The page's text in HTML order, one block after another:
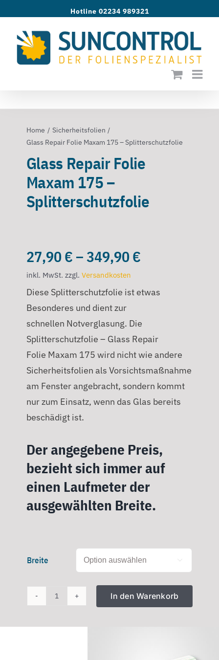
springen
Hotline 02234 989321
Home
Sicherheitsfolien
Glass Repair Folie Maxam 175 – Splitterschutzfolie
Glass Repair Folie
Maxam 175 –
Splitterschutzfolie
27,90€ –349,90€
inkl. MwSt. zzgl. Versandkosten
Diese Splitterschutzfolie ist etwas
Besonderes und dient zur
schnellen Notverglasung. Die
Splitterschutzfolie – Glass Repair
Folie Maxam 175 wird nicht wie andere
Sicherheitsfolien als Vorsichtsmaßnahme
am Fenster angebracht, sondern kommt
nur zum Einsatz, wenn das Glas bereits
beschädigt ist.
Der angegebene Preis,
bezieht sich immer auf
einen Laufmeter der
ausgewählten Breite.
Breite 
Glass
In den Warenkorb